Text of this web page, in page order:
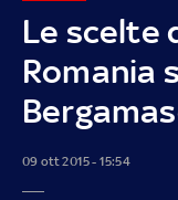
Le scelte
Romania
09 ott 2015 - 15:54